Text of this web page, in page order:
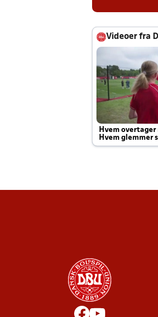
Videoer fra
Hvem overtager
Hvem glemmer
Joachim altid til